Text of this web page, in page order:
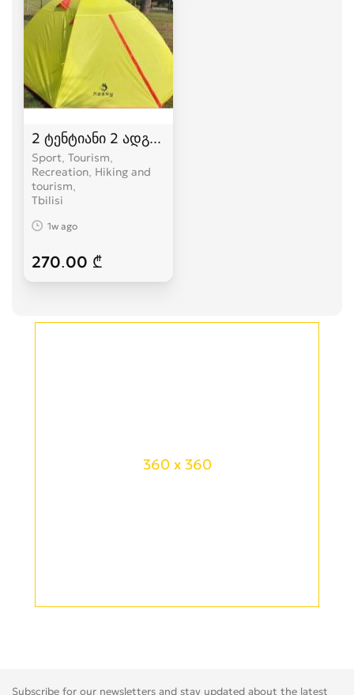
2 ტენტიანი 2 ადგილიანი HASKY karavi კარვები
Sport, Tourism,
Recreation, Hiking and
tourism
Tbilisi
1w ago
270.00 ₾
360 x 360
Subscribe for our newsletters and stay updated about the latest